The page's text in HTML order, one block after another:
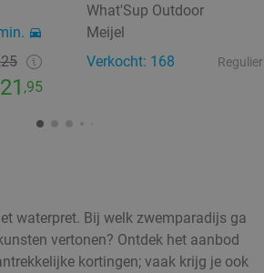
,95
What'Sup Outdoor
Meijel
Verkocht: 168
Regulier
waterpret. Bij welk zwemparadijs ga
vertonen? Ontdek het aanbod
kortingen; vaak krijg je ook